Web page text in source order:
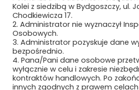
Newsletter
Kolei z siedzibą w Bydgoszczy, ul.
Chodkiewicza 17.
2. Administrator nie wyznaczył
Osobowych.
3. Administrator pozyskuje dane
bezpośrednio.
4. Pana/Pani dane osobowe
wyłącznie w celu i zakresie
kontraktów handlowych. Po
innych zgodnych z prawem